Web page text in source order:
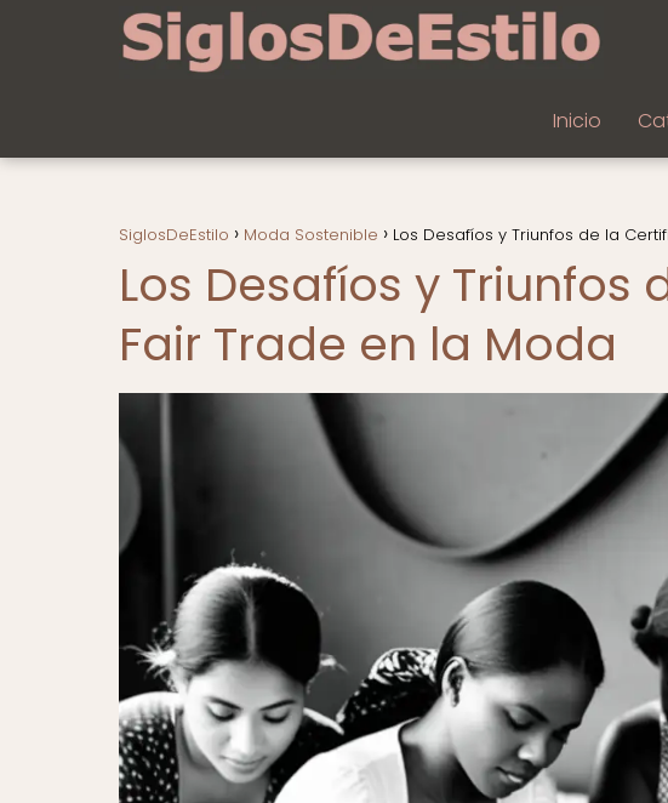
Inicio
SiglosDeEstilo Moda Sostenible Los Desafíos y Triunfos de la
Los Desafíos y
Fair Trade en la Moda